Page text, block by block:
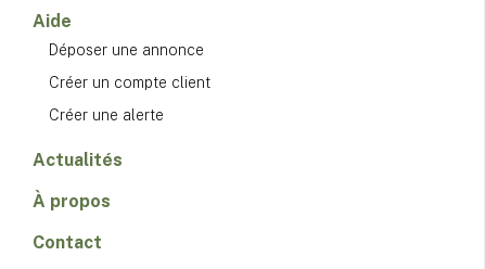
Aide
Déposer une annonce
Créer un compte client
Créer une alerte
Actualités
À propos
Contact